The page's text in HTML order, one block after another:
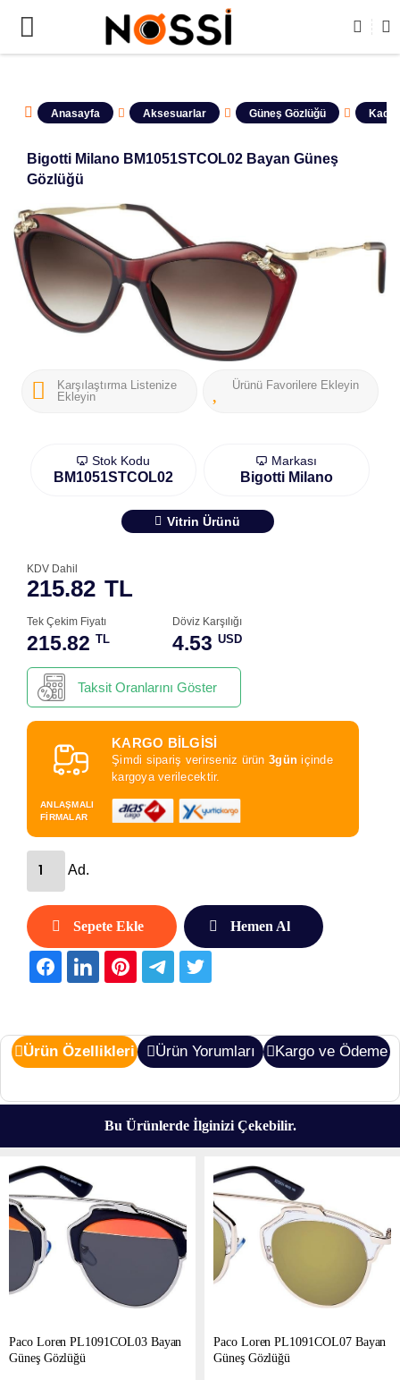
TAMAMI DEMODUR SATIŞA KAPALIDIR !
Anasayfa Aksesuarlar Güneş Gözlüğü
Bigotti Milano BM1051STCOL02 Bayan Güneş
Gözlüğü
Karşılaştırma Listenize
Ekleyin
Ürünü Favorilere Ekleyin
Stok Kodu
BM1051STCOL02
Markası
Bigotti Milano
Vitrin Ürünü
215.82 TL
KDV Dahil
Tek Çekim Fiyatı
215.82 TL
Döviz Karşılığı
4.53 USD
Taksit Oranlarını Göster
KARGO BİLGİSİ
Şimdi sipariş verirseniz ürün 3gün içinde
kargoya verilecektir.
ANLAŞMALI
FİRMALAR
Ad.
Sepete Ekle Hemen Al
Ürün Özellikleri Ürün Yorumları Kargo ve Ödeme
Bu Ürünlerde İlginizi Çekebilir.
Paco Loren PL1091COL03 Bayan
Güneş Gözlüğü
Paco Loren PL1091COL07 Bayan
Güneş Gözlüğü